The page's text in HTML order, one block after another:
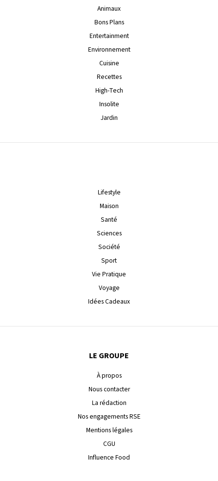
Animaux
Bons Plans
Entertainment
Environnement
Cuisine
Recettes
High-Tech
Insolite
Jardin
Lifestyle
Maison
Santé
Sciences
Société
Sport
Vie Pratique
Voyage
Idées Cadeaux
LE GROUPE
À propos
Nous contacter
La rédaction
Nos engagements RSE
Mentions légales
CGU
Influence Food